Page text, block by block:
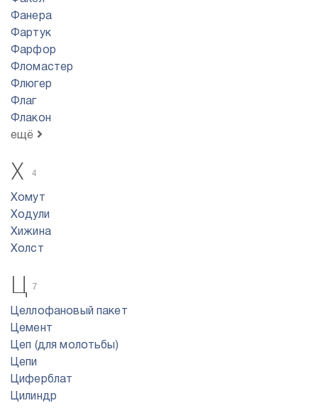
Фанера
Фартук
Фарфор
Фломастер
Флюгер
Флаг
Флакон
ещё
Х 4
Хомут
Ходули
Хижина
Холст
Ц 7
Целлофановый пакет
Цемент
Цеп (для молотьбы)
Цепи
Циферблат
Цилиндр